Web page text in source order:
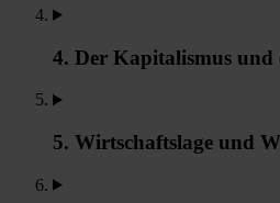
4. Der Kapitalismus
5. Wirtschaftslage und